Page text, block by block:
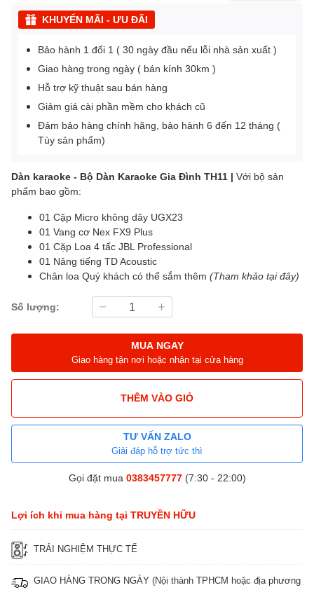
KHUYẾN MÃI - ƯU ĐÃI
Bảo hành 1 đổi 1 ( 30 ngày đầu nếu lỗi nhà sản xuất )
Giao hàng trong ngày ( bán kính 30km )
Hỗ trợ kỹ thuật sau bán hàng
Giảm giá cài phần mềm cho khách cũ
Đảm bảo hàng chính hãng, bảo hành 6 đến 12 tháng (
Tùy sản phẩm)
Dàn karaoke - Bộ Dàn Karaoke Gia Đình TH11 | Với bộ sản
phẩm bao gồm:
01 Cặp Micro không dây UGX23
01 Vang cơ Nex FX9 Plus
01 Cặp Loa 4 tấc JBL Professional
01 Nâng tiếng TD Acoustic
Chân loa Quý khách có thể sắm thêm (Tham khảo tại đây)
Số lượng:
MUA NGAY
Giao hàng tận nơi hoặc nhận tại cửa hàng
THÊM VÀO GIỎ
TƯ VẤN ZALO
Giải đáp hỗ trợ tức thì
Gọi đặt mua 0383457777(7:30 - 22:00)
Lợi ích khi mua hàng tại TRUYỀN HỮU
TRẢI NGHIỆM THỰC TẾ
GIAO HÀNG TRONG NGÀY (Nội thành TPHCM hoặc địa phương